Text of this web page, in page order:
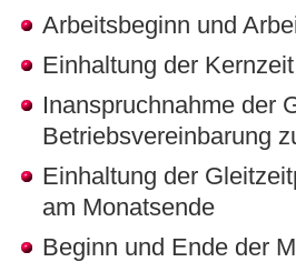
Arbeitsbeginn und
Einhaltung der Kernzeit
Inanspruchnahme der
Betriebsvereinbarung
Einhaltung der
am Monatsende
Beginn und Ende der